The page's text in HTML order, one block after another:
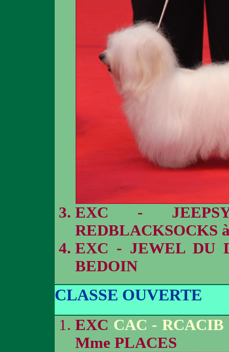
EXC -
REDBLACKSOCKS
EXC - JEWEL DU
BEDOIN
CLASSE OUVERTE
EXC CAC - RCACIB
Mme PLACES